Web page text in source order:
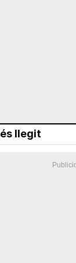
llegit